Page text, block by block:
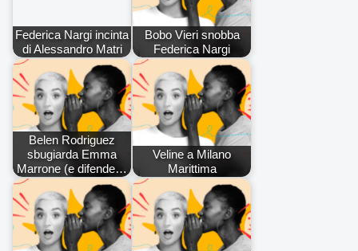
Federica Nargi incinta
di Alessandro Matri
Bobo Vieri snobba
Federica Nargi
Belen Rodriguez
sbugiarda Emma
Marrone (e difende…
Veline a Milano
Marittima